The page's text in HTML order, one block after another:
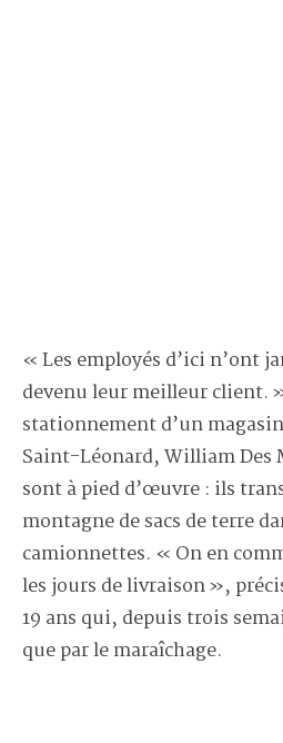
« Les employés d’ici n’ont
devenu leur meilleur client.
stationnement d’un
Saint-Léonard, William Des
sont à pied d’œuvre : ils
montagne de sacs de terre
camionnettes. « On en
les jours de livraison »,
19 ans qui, depuis trois
que par le maraîchage.